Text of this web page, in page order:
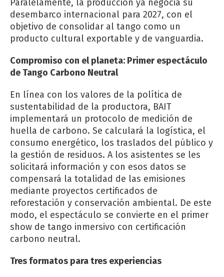
Paralelamente, la producción ya negocia su
desembarco internacional para 2027, con el
objetivo de consolidar al tango como un
producto cultural exportable y de vanguardia.
Compromiso con el planeta: Primer espectáculo
de Tango Carbono Neutral
En línea con los valores de la política de
sustentabilidad de la productora, BAIT
implementará un protocolo de medición de
huella de carbono. Se calculará la logística, el
consumo energético, los traslados del público y
la gestión de residuos. A los asistentes se les
solicitará información y con esos datos se
compensará la totalidad de las emisiones
mediante proyectos certificados de
reforestación y conservación ambiental. De este
modo, el espectáculo se convierte en el primer
show de tango inmersivo con certificación
carbono neutral.
Tres formatos para tres experiencias